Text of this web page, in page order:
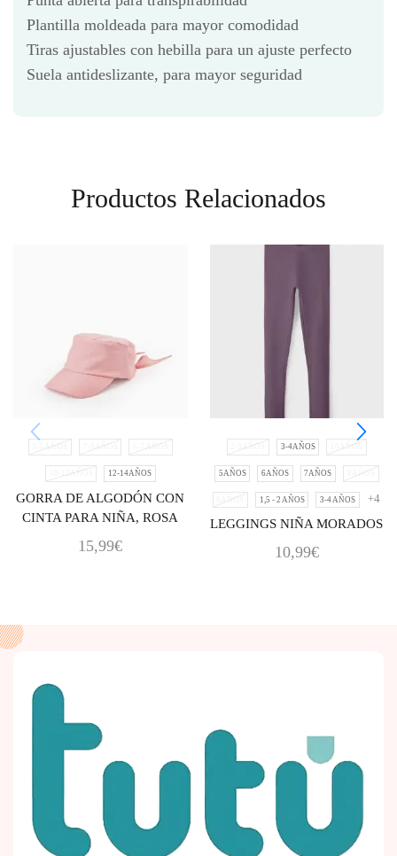
Plantilla moldeada para mayor comodidad
Tiras ajustables con hebilla para un ajuste perfecto
Suela antideslizante, para mayor seguridad
Productos Relacionados
3-5 AÑOS 7-9AÑOS 6-7 AÑOS
10-12AÑOS 12-14AÑOS
GORRA DE ALGODÓN CON
CINTA PARA NIÑA, ROSA
15,99€
2-3AÑOS 3-4AÑOS 10AÑOS
5AÑOS 6AÑOS 7AÑOS 8AÑOS
9AÑOS 1,5 - 2 AÑOS 3-4 AÑOS +4
LEGGINGS NIÑA MORADOS
10,99€